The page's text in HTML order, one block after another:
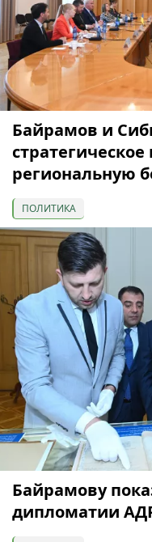
Байрамов и
региональную
ПОЛИТИКА
Байрамову
дипломатии